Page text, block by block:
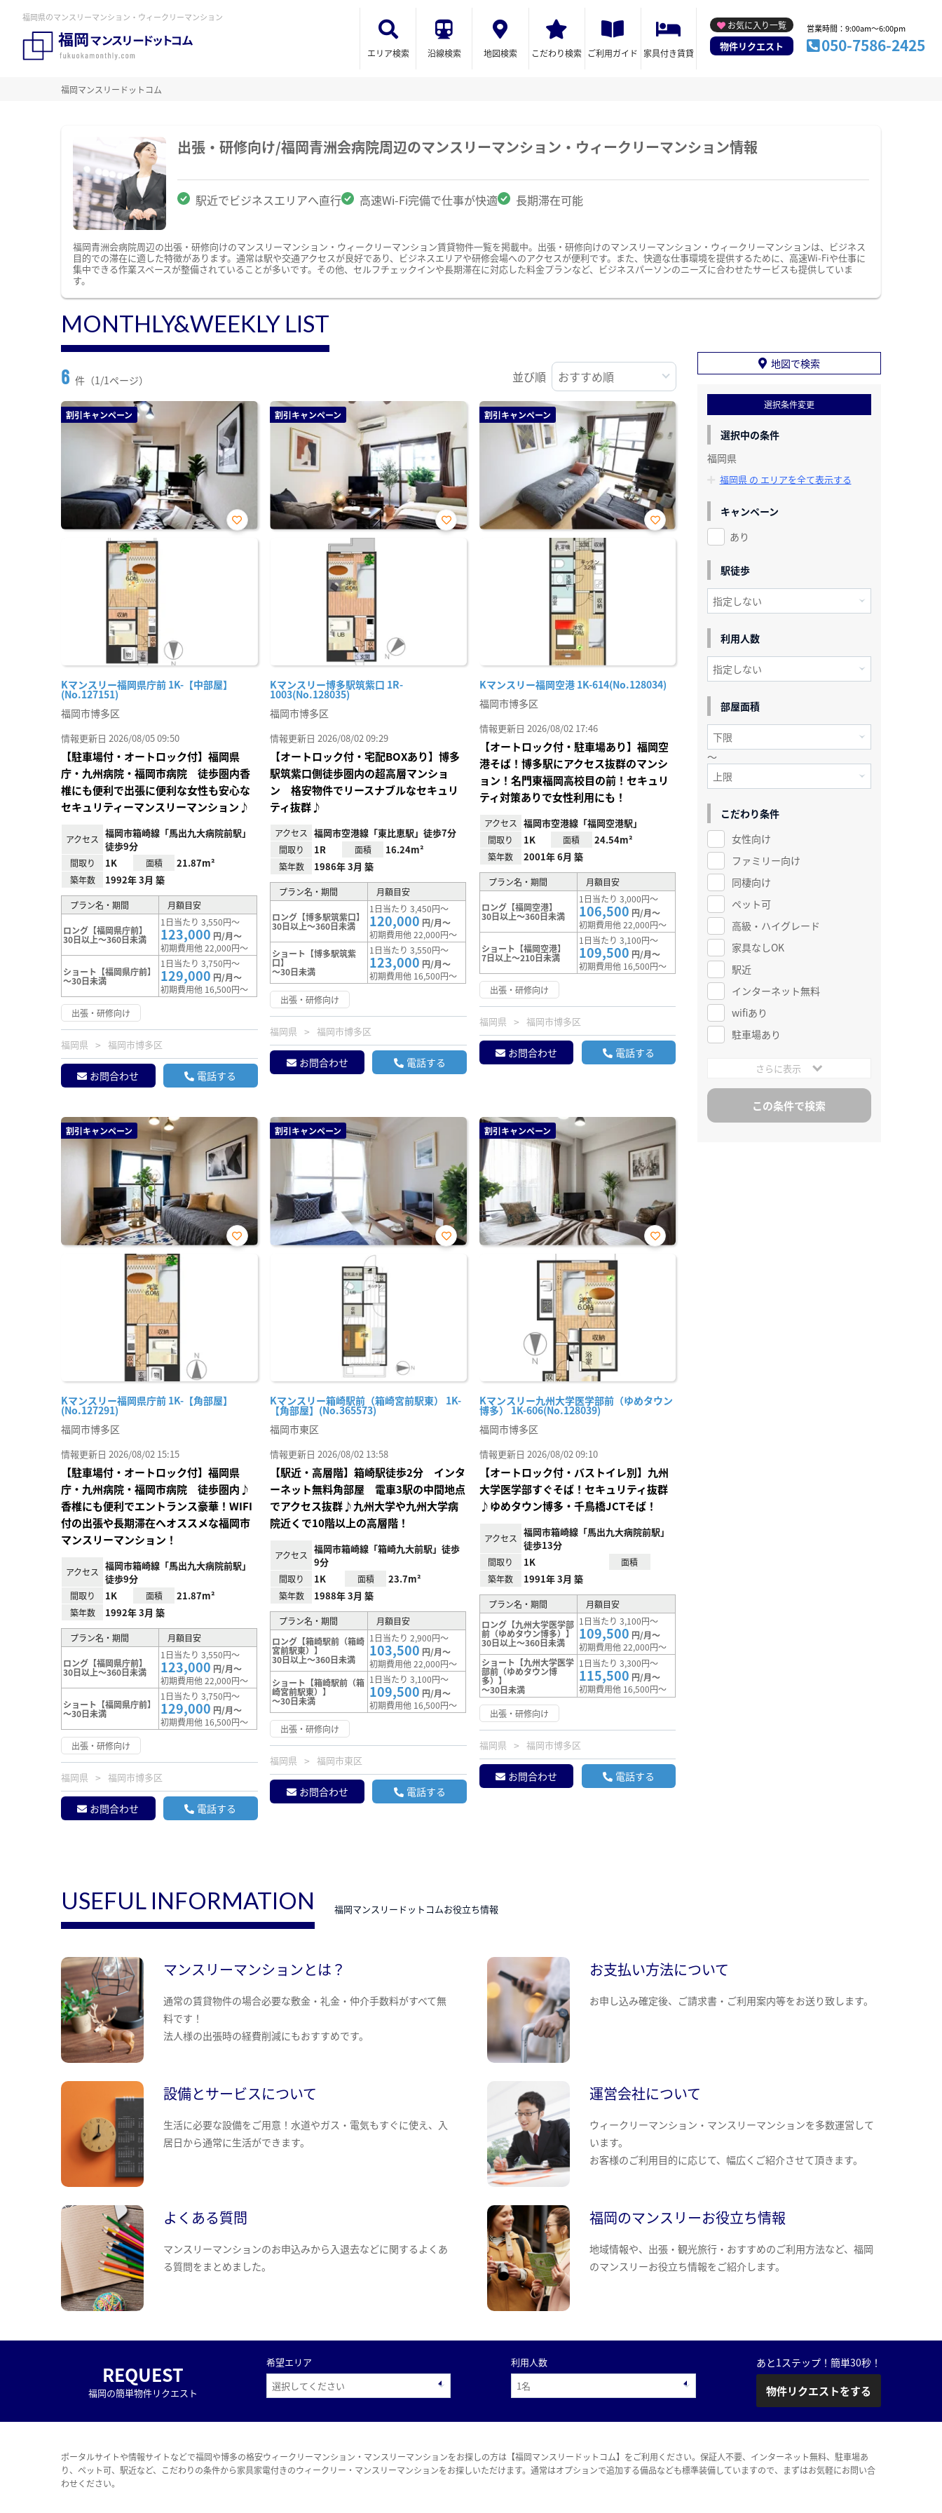
福岡県のマンスリーマンション・ウィークリーマンション
エリア検索 沿線検索 地図検索 こだわり検索 ご利用ガイド 家具付き賃貸
お気に入り一覧
物件リクエスト
営業時間：9:00am～6:00pm
050-7586-2425
福岡マンスリードットコム
出張・研修向け/福岡青洲会病院周辺のマンスリーマンション・ウィークリーマンション情報
駅近でビジネスエリアへ直行 高速Wi-Fi完備で仕事が快適 長期滞在可能
福岡青洲会病院周辺の出張・研修向けのマンスリーマンション・ウィークリーマンション賃貸物件一覧を掲載中。出張・研修向けのマンスリーマンション・ウィークリーマンションは、ビジネス
目的での滞在に適した特徴があります。通常は駅や交通アクセスが良好であり、ビジネスエリアや研修会場へのアクセスが便利です。また、快適な仕事環境を提供するために、高速Wi-Fiや仕事に
集中できる作業スペースが整備されていることが多いです。その他、セルフチェックインや長期滞在に対応した料金プランなど、ビジネスパーソンのニーズに合わせたサービスも提供していま
す。
MONTHLY&WEEKLY LIST
6 件（1/1ページ） 並び順
割引キャンペーン
Kマンスリー福岡県庁前 1K-【中部屋】
(No.127151)
お気
福岡市博多区
情報更新日 2026/08/05 09:50
【駐車場付・オートロック付】福岡県
庁・九州病院・福岡市病院 徒歩圏内香
椎にも便利で出張に便利な女性も安心な
セキュリティーマンスリーマンション♪
アクセス
福岡市箱崎線「馬出九大病院前駅」
徒歩9分
間取り 1K 面積 21.87m²
築年数 1992年 3月 築
プラン名・期間 月額目安
ロング【福岡県庁前】
30日以上～360日未満
1日当たり 3,550円～
123,000 円/月～
初期費用他 22,000円～
ショート【福岡県庁前】
～30日未満
1日当たり 3,750円～
129,000 円/月～
初期費用他 16,500円～
出張・研修向け
福岡県 福岡市博多区
お問合わせ 電話する
割引キャンペーン
Kマンスリー博多駅筑紫口 1R-
1003(No.128035)
お気
福岡市博多区
情報更新日 2026/08/02 09:29
【オートロック付・宅配BOXあり】博多
駅筑紫口側徒歩圏内の超高層マンショ
ン 格安物件でリースナブルなセキュリ
ティ抜群♪
アクセス 福岡市空港線「東比恵駅」徒歩7分
間取り 1R 面積 16.24m²
築年数 1986年 3月 築
プラン名・期間 月額目安
ロング【博多駅筑紫口】
30日以上～360日未満
1日当たり 3,450円～
120,000 円/月～
初期費用他 22,000円～
ショート【博多駅筑紫
口】
～30日未満
1日当たり 3,550円～
123,000 円/月～
初期費用他 16,500円～
出張・研修向け
福岡県 福岡市博多区
お問合わせ 電話する
割引キャンペーン
Kマンスリー福岡空港 1K-614(No.128034)
お気
福岡市博多区
情報更新日 2026/08/02 17:46
【オートロック付・駐車場あり】福岡空
港そば！博多駅にアクセス抜群のマンシ
ョン！名門東福岡高校目の前！セキュリ
ティ対策ありで女性利用にも！
アクセス 福岡市空港線「福岡空港駅」
間取り 1K 面積 24.54m²
築年数 2001年 6月 築
プラン名・期間 月額目安
ロング【福岡空港】
30日以上～360日未満
1日当たり 3,000円～
106,500 円/月～
初期費用他 22,000円～
ショート【福岡空港】
7日以上～210日未満
1日当たり 3,100円～
109,500 円/月～
初期費用他 16,500円～
出張・研修向け
福岡県 福岡市博多区
お問合わせ 電話する
割引キャンペーン
Kマンスリー福岡県庁前 1K-【角部屋】
(No.127291)
お気
福岡市博多区
情報更新日 2026/08/02 15:15
【駐車場付・オートロック付】福岡県
庁・九州病院・福岡市病院 徒歩圏内♪
香椎にも便利でエントランス豪華！WIFI
付の出張や長期滞在へオススメな福岡市
マンスリーマンション！
アクセス
福岡市箱崎線「馬出九大病院前駅」
徒歩9分
間取り 1K 面積 21.87m²
築年数 1992年 3月 築
プラン名・期間 月額目安
ロング【福岡県庁前】
30日以上～360日未満
1日当たり 3,550円～
123,000 円/月～
初期費用他 22,000円～
ショート【福岡県庁前】
～30日未満
1日当たり 3,750円～
129,000 円/月～
初期費用他 16,500円～
出張・研修向け
福岡県 福岡市博多区
お問合わせ 電話する
割引キャンペーン
Kマンスリー箱崎駅前（箱崎宮前駅東） 1K-
【角部屋】(No.365573)
お気
福岡市東区
情報更新日 2026/08/02 13:58
【駅近・高層階】箱崎駅徒歩2分 インタ
ーネット無料角部屋 電車3駅の中間地点
でアクセス抜群♪九州大学や九州大学病
院近くで10階以上の高層階！
アクセス
福岡市箱崎線「箱崎九大前駅」徒歩
9分
間取り 1K 面積 23.7m²
築年数 1988年 3月 築
プラン名・期間
月額目安
ロング【箱崎駅前（箱崎
宮前駅東）】
30日以上～360日未満
1日当たり 2,900円～
103,500 円/月～
初期費用他 22,000円～
ショート【箱崎駅前（箱
崎宮前駅東）】
～30日未満
1日当たり 3,100円～
109,500 円/月～
初期費用他 16,500円～
出張・研修向け
福岡県 福岡市東区
お問合わせ 電話する
割引キャンペーン
Kマンスリー九州大学医学部前（ゆめタウン
博多） 1K-606(No.128039)
お気
福岡市博多区
情報更新日 2026/08/02 09:10
【オートロック付・バストイレ別】九州
大学医学部すぐそば！セキュリティ抜群
♪ゆめタウン博多・千鳥橋JCTそば！
アクセス
福岡市箱崎線「馬出九大病院前駅」
徒歩13分
間取り 1K
面積
築年数
1991年 3月 築
プラン名・期間
月額目安
ロング【九州大学医学部
前（ゆめタウン博多）】
30日以上～360日未満
1日当たり 3,100円～
109,500 円/月～
初期費用他 22,000円～
ショート【九州大学医学
部前（ゆめタウン博
多）】
～30日未満
1日当たり 3,300円～
115,500 円/月～
初期費用他 16,500円～
出張・研修向け
福岡県 福岡市博多区
お問合わせ 電話する
地図で検索
選択条件変更
選択中の条件
福岡県
福岡県 の エリアを全て表示する
キャンペーン
あり
駅徒歩
利用人数
部屋面積
～
こだわり条件
女性向け
ファミリー向け
同棲向け
ペット可
高級・ハイグレード
家具なしOK
駅近
インターネット無料
wifiあり
駐車場あり
さらに表示
USEFUL INFORMATION 福岡マンスリードットコムお役立ち情報
マンスリーマンションとは？
通常の賃貸物件の場合必要な敷金・礼金・仲介手数料がすべて無
料です！
法人様の出張時の経費削減にもおすすめです。
お支払い方法について
お申し込み確定後、ご請求書・ご利用案内等をお送り致します。
設備とサービスについて
生活に必要な設備をご用意！水道やガス・電気もすぐに使え、入
居日から通常に生活ができます。
運営会社について
ウィークリーマンション・マンスリーマンションを多数運営して
います。
お客様のご利用目的に応じて、幅広くご紹介させて頂きます。
よくある質問
マンスリーマンションのお申込みから入退去などに関するよくあ
る質問をまとめました。
福岡のマンスリーお役立ち情報
地域情報や、出張・観光旅行・おすすめのご利用方法など、福岡
のマンスリーお役立ち情報をご紹介します。
REQUEST
福岡の簡単物件リクエスト
希望エリア 利用人数 あと1ステップ！簡単30秒！
物件リクエストをする
ポータルサイトや情報サイトなどで福岡や博多の格安ウィークリーマンション・マンスリーマンションをお探しの方は【福岡マンスリードットコム】をご利用ください。保証人不要、インターネット無料、駐車場あ
り、ペット可、駅近など、こだわりの条件から家具家電付きのウィークリー・マンスリーマンションをお探しいただけます。通常はオプションで追加する備品なども標準装備していますので、まずはお気軽にお問い合
わせください。